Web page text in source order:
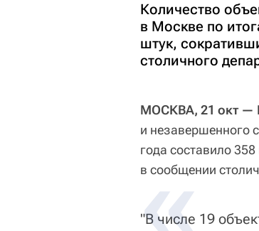
Количество
в Москве по
штук,
столичного
МОСКВА, 21 окт —
и незавершенного
года составило
в сообщении
"В числе 19